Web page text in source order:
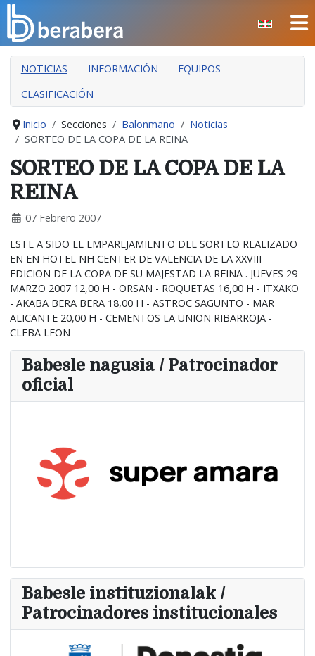
CERRAR
INICIO
CLUB
MANTEO
SECCIONES
EVENTOS
ÁREA SOCIAL
PREVENCIÓN DE LA VIOLENCIA
BERA BERA IZARRAK
NOTICIAS INFORMACIÓN
EQUIPOS
CLASIFICACIÓN
Inicio Secciones Balonmano
Noticias
SORTEO DE LA COPA DE LA REINA
SORTEO DE LA COPA DE LA
REINA
07 Febrero 2007
ESTE A SIDO EL EMPAREJAMIENTO DEL SORTEO REALIZADO
EN EN HOTEL NH CENTER DE VALENCIA DE LA XXVIII
EDICION DE LA COPA DE SU MAJESTAD LA REINA . JUEVES 29
MARZO 2007 12,00 H - ORSAN - ROQUETAS 16,00 H - ITXAKO
- AKABA BERA BERA 18,00 H - ASTROC SAGUNTO - MAR
ALICANTE 20,00 H - CEMENTOS LA UNION RIBARROJA -
CLEBA LEON
Babesle nagusia / Patrocinador
oficial
Babesle instituzionalak /
Patrocinadores institucionales